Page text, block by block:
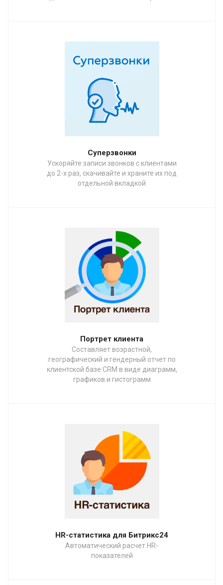
Суперзвонки
Ускоряйте записи звонков с клиентами
до 2-х раз, скачивайте и храните их под
отдельной вкладкой
Портрет клиента
Составляет возрастной,
географический и гендерный отчет по
клиентской базе CRM в виде диаграмм,
графиков и гистограмм
HR-статистика для Битрикс24
Автоматический расчет HR-
показателей